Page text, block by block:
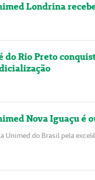
Londrina
do Rio Preto
Nova Iguaçu é
Unimed do Brasil pela